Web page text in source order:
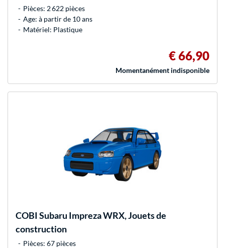
Pièces: 2 622 pièces
Age: à partir de 10 ans
Matériel: Plastique
€ 66,90
Momentanément indisponible
COBI Subaru Impreza WRX, Jouets de
construction
Pièces: 67 pièces